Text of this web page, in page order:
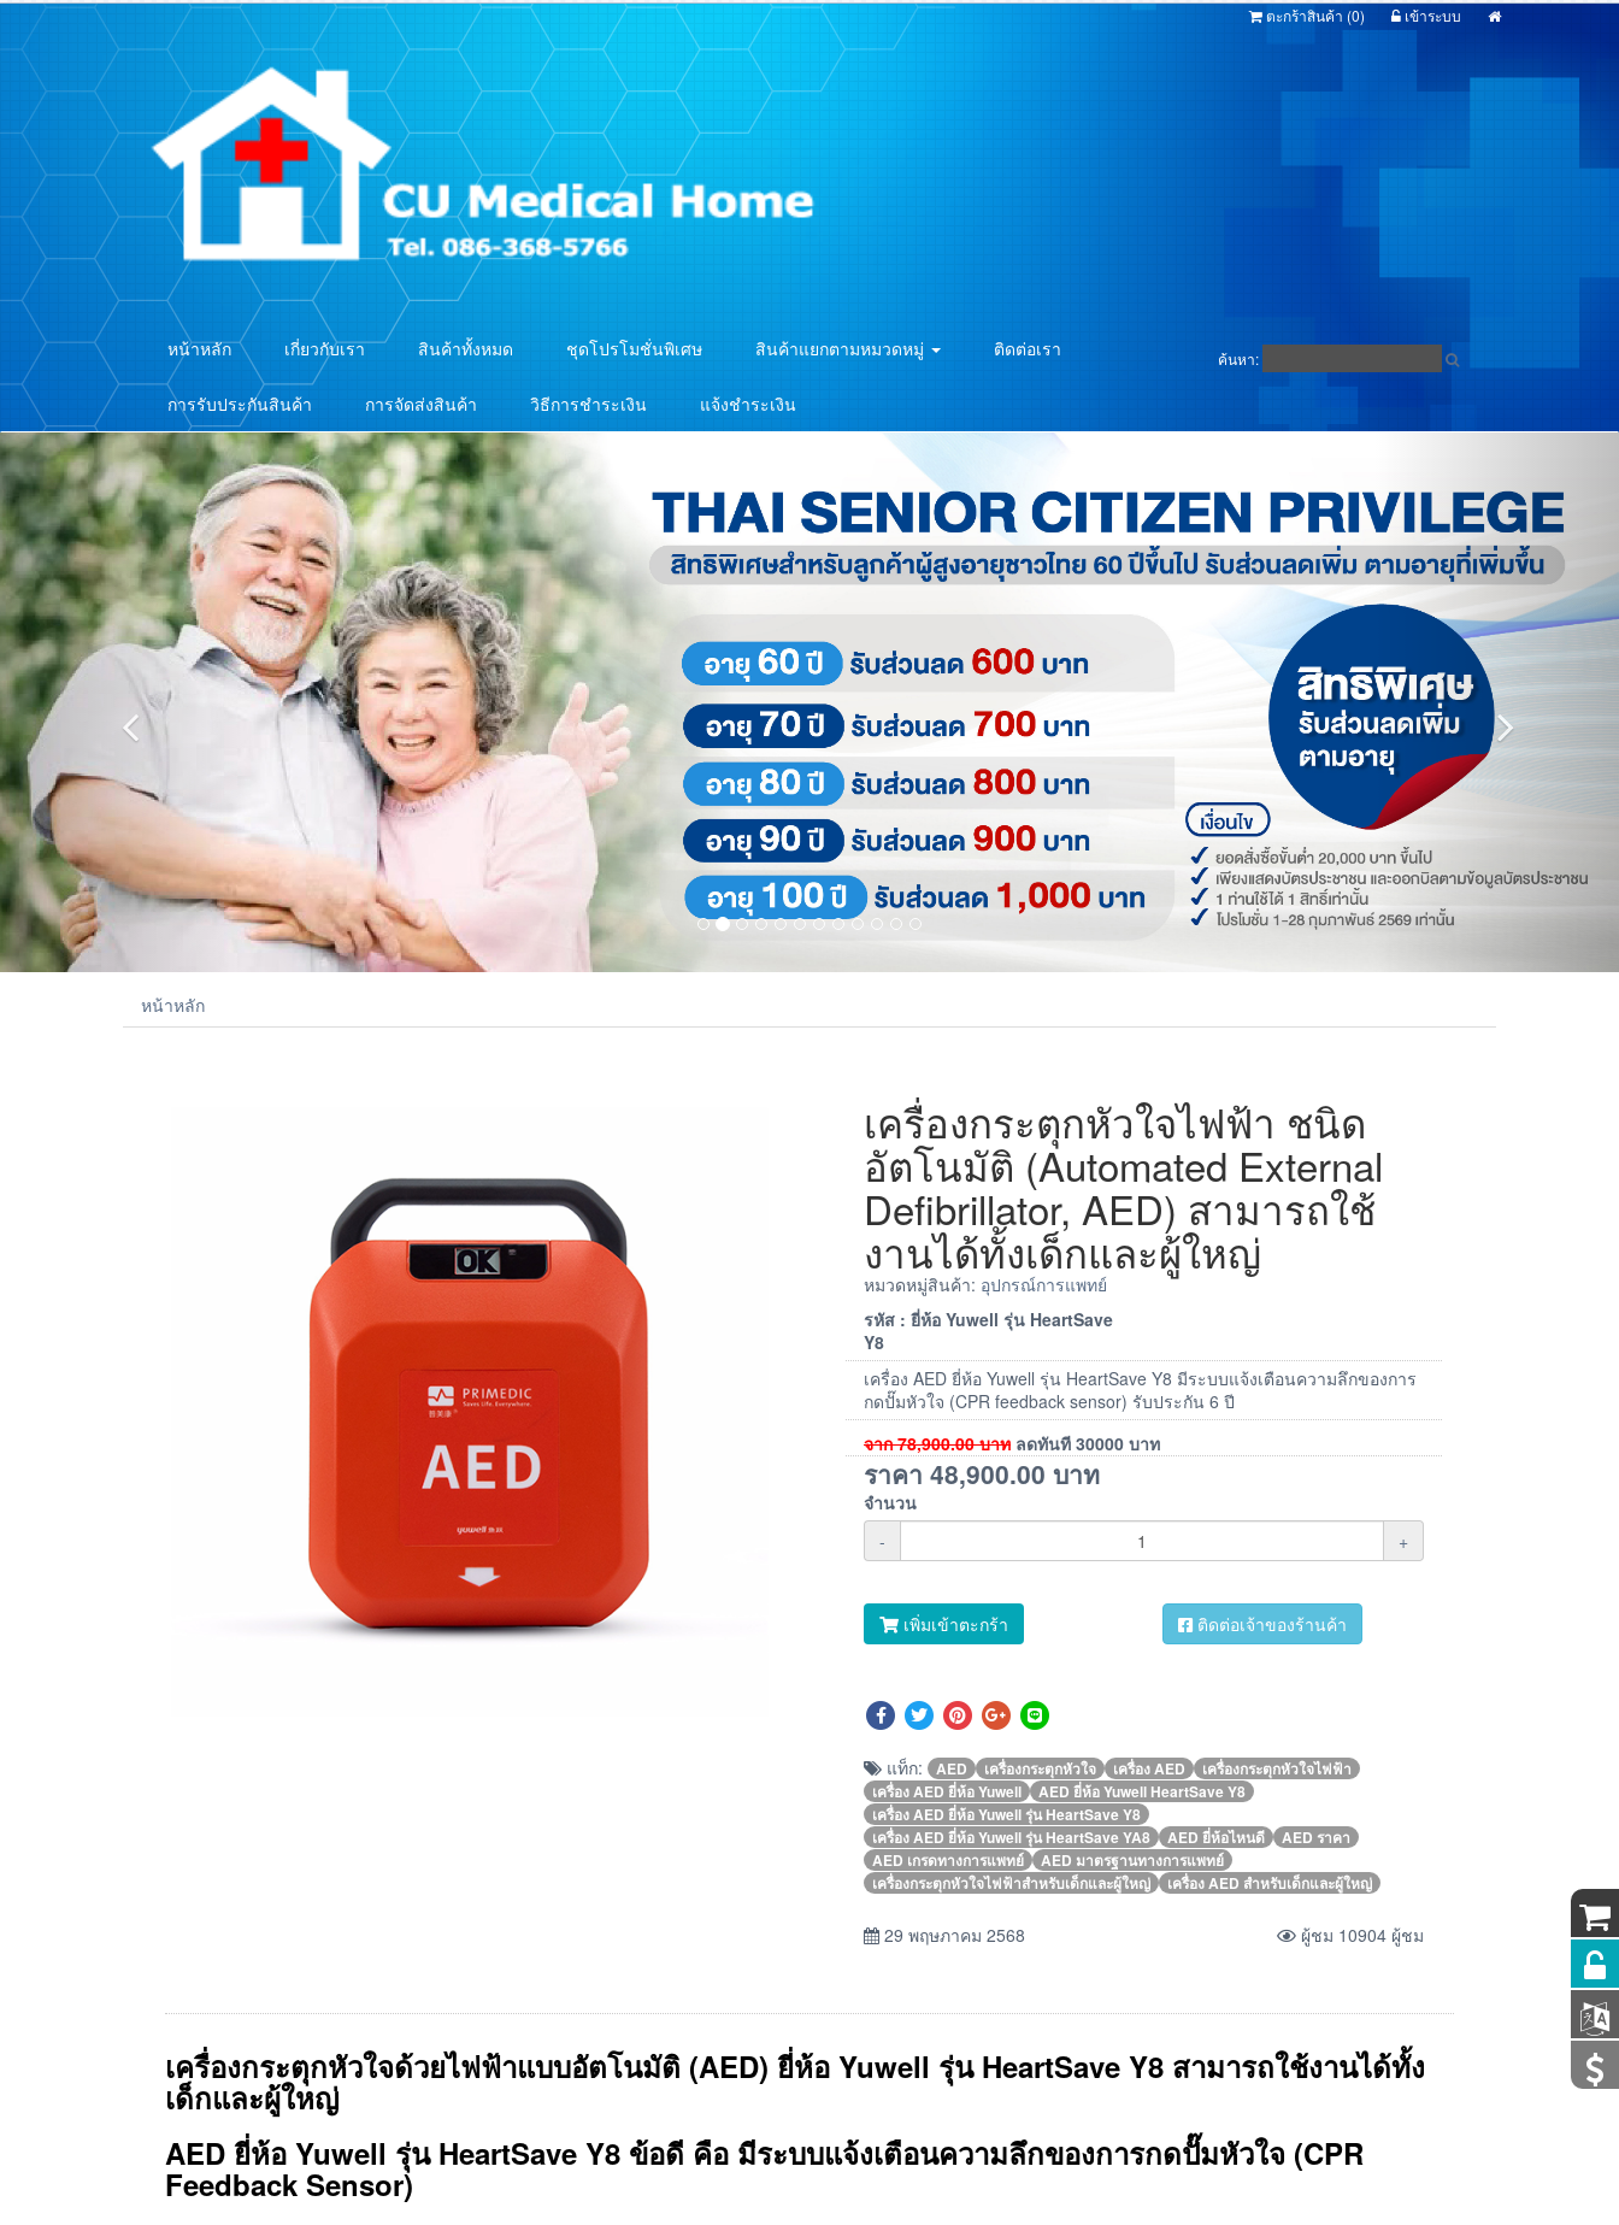
เข้าระบบ
ตะกร้าสินค้า (0)
หน้าหลัก เกี่ยวกับเรา สินค้าทั้งหมด ชุดโปรโมชั่นพิเศษ สินค้าแยกตามหมวดหมู่ ติดต่อเรา
การรับประกันสินค้า การจัดส่งสินค้า วิธีการชำระเงิน แจ้งชำระเงิน
ค้นหา:
หน้าหลัก
เครื่องกระตุกหัวใจไฟฟ้า ชนิด
อัตโนมัติ (Automated External
Defibrillator, AED) สามารถใช้
งานได้ทั้งเด็กและผู้ใหญ่
หมวดหมู่สินค้า: อุปกรณ์การแพทย์
รหัส : ยี่ห้อ Yuwell รุ่น HeartSave
Y8
เครื่อง AED ยี่ห้อ Yuwell รุ่น HeartSave Y8 มีระบบแจ้งเตือนความลึกของการ
กดปั๊มหัวใจ (CPR feedback sensor) รับประกัน 6 ปี
จาก78,900.00บาท ลดทันที 30000 บาท
ราคา 48,900.00 บาท
จำนวน
-
+
เพิ่มเข้าตะกร้า ติดต่อเจ้าของร้านค้า
แท็ก: AED เครื่องกระตุกหัวใจ เครื่อง AED
เครื่องกระตุกหัวใจไฟฟ้า
เครื่อง AED ยี่ห้อ Yuwell
AED ยี่ห้อ Yuwell HeartSave Y8
เครื่อง AED ยี่ห้อ Yuwell รุ่น HeartSave Y8
เครื่อง AED ยี่ห้อ Yuwell รุ่น HeartSave YA8
AED ยี่ห้อไหนดี
AED ราคา
AED เกรดทางการแพทย์
AED มาตรฐานทางการแพทย์
เครื่องกระตุกหัวใจไฟฟ้าสำหรับเด็กและผู้ใหญ่
เครื่อง AED สำหรับเด็กและผู้ใหญ่
29 พฤษภาคม 2568 ผู้ชม 10904 ผู้ชม
เครื่องกระตุกหัวใจด้วยไฟฟ้าแบบอัตโนมัติ (AED) ยี่ห้อ Yuwell รุ่น HeartSave Y8 สามารถใช้งานได้ทั้ง
เด็กและผู้ใหญ่
AED ยี่ห้อ Yuwell รุ่น HeartSave Y8 ข้อดี คือ มีระบบแจ้งเตือนความลึกของการกดปั๊มหัวใจ (CPR
Feedback Sensor)